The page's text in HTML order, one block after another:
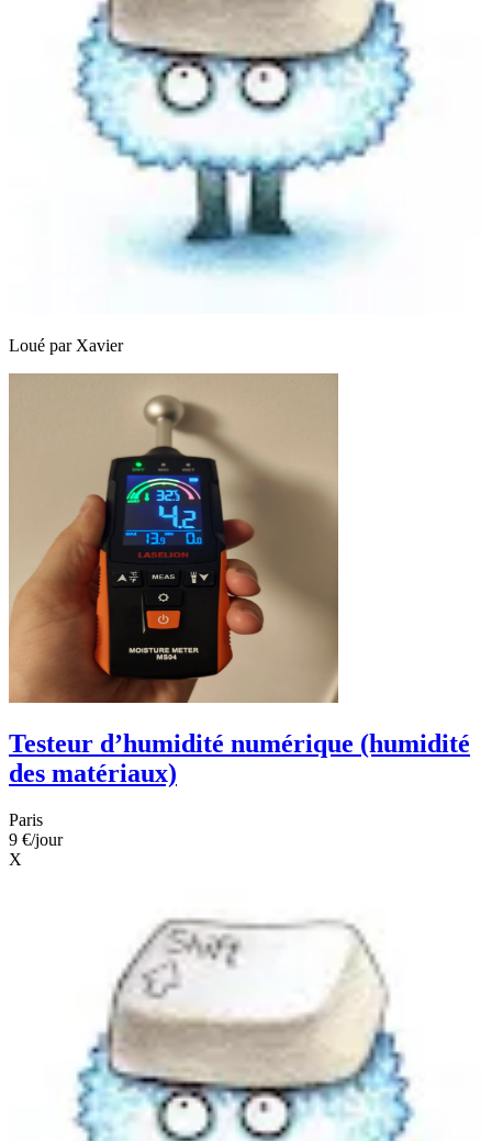
Loué par Xavier
Testeur d’humidité numérique (humidité
des matériaux)
Paris
9 €/jour
X